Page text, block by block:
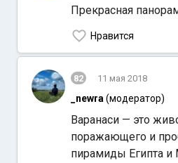
Прекрасная
Нравится
82 11 мая 2018
_newra (модератор)
Варанаси — это
поражающего и
пирамиды Египта